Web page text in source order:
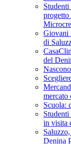
Giovani
di
del
mercato
Scuola:
in visita
Denina